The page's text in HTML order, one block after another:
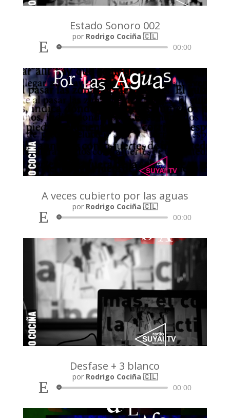
Estado Sonoro 002
por Rodrigo Cociña 🇨🇱
Reproductor
audio
00:00
A veces cubierto por las aguas
por Rodrigo Cociña 🇨🇱
Reproductor
audio
00:00
Desfase + 3 blanco
por Rodrigo Cociña 🇨🇱
Reproductor
audio
00:00